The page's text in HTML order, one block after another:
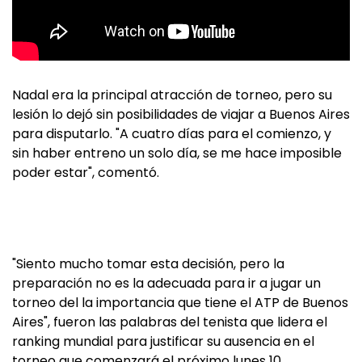
Nadal era la principal atracción de torneo, pero su
lesión lo dejó sin posibilidades de viajar a Buenos Aires
para disputarlo. "A cuatro días para el comienzo, y
sin haber entreno un solo día, se me hace imposible
poder estar", comentó.
"Siento mucho tomar esta decisión, pero la
preparación no es la adecuada para ir a jugar un
torneo del la importancia que tiene el ATP de Buenos
Aires", fueron las palabras del tenista que lidera el
ranking mundial para justificar su ausencia en el